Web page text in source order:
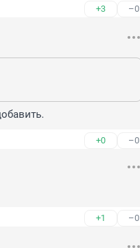
+3 –0
+0 –0
+1 –0